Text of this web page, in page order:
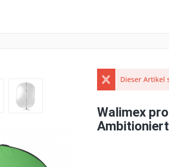
Dieser Artikel
Walimex
Ambitioniert